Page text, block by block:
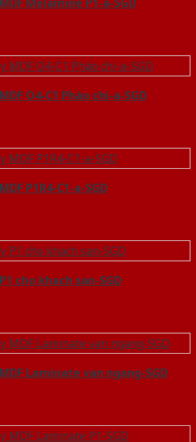
O4-C1 Phào chi-a-SGD
P1R4-C1-a-SGD
cho khach san-SGD
Laminate van ngang-SGD